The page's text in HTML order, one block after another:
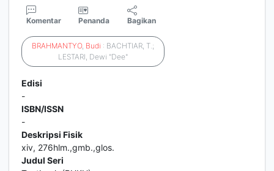
Komentar Penanda Bagikan
BRAHMANTYO, Budi : BACHTIAR, T.;
LESTARI, Dewi "Dee"
Edisi
-
ISBN/ISSN
-
Deskripsi Fisik
xiv, 276hlm.,gmb.,glos.
Judul Seri